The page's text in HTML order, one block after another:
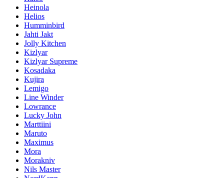
Heinola
Helios
Humminbird
Jahti Jakt
Jolly Kitchen
Kizlyar
Kizlyar Supreme
Kosadaka
Kujira
Lemigo
Line Winder
Lowrance
Lucky John
Marttiini
Maruto
Maximus
Mora
Morakniv
Nils Master